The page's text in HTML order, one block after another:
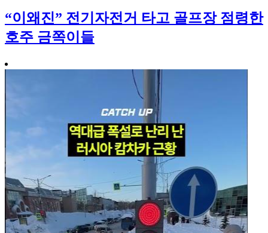
“이왜진” 전기자전거 타고 골프장 점령한
호주 금쪽이들